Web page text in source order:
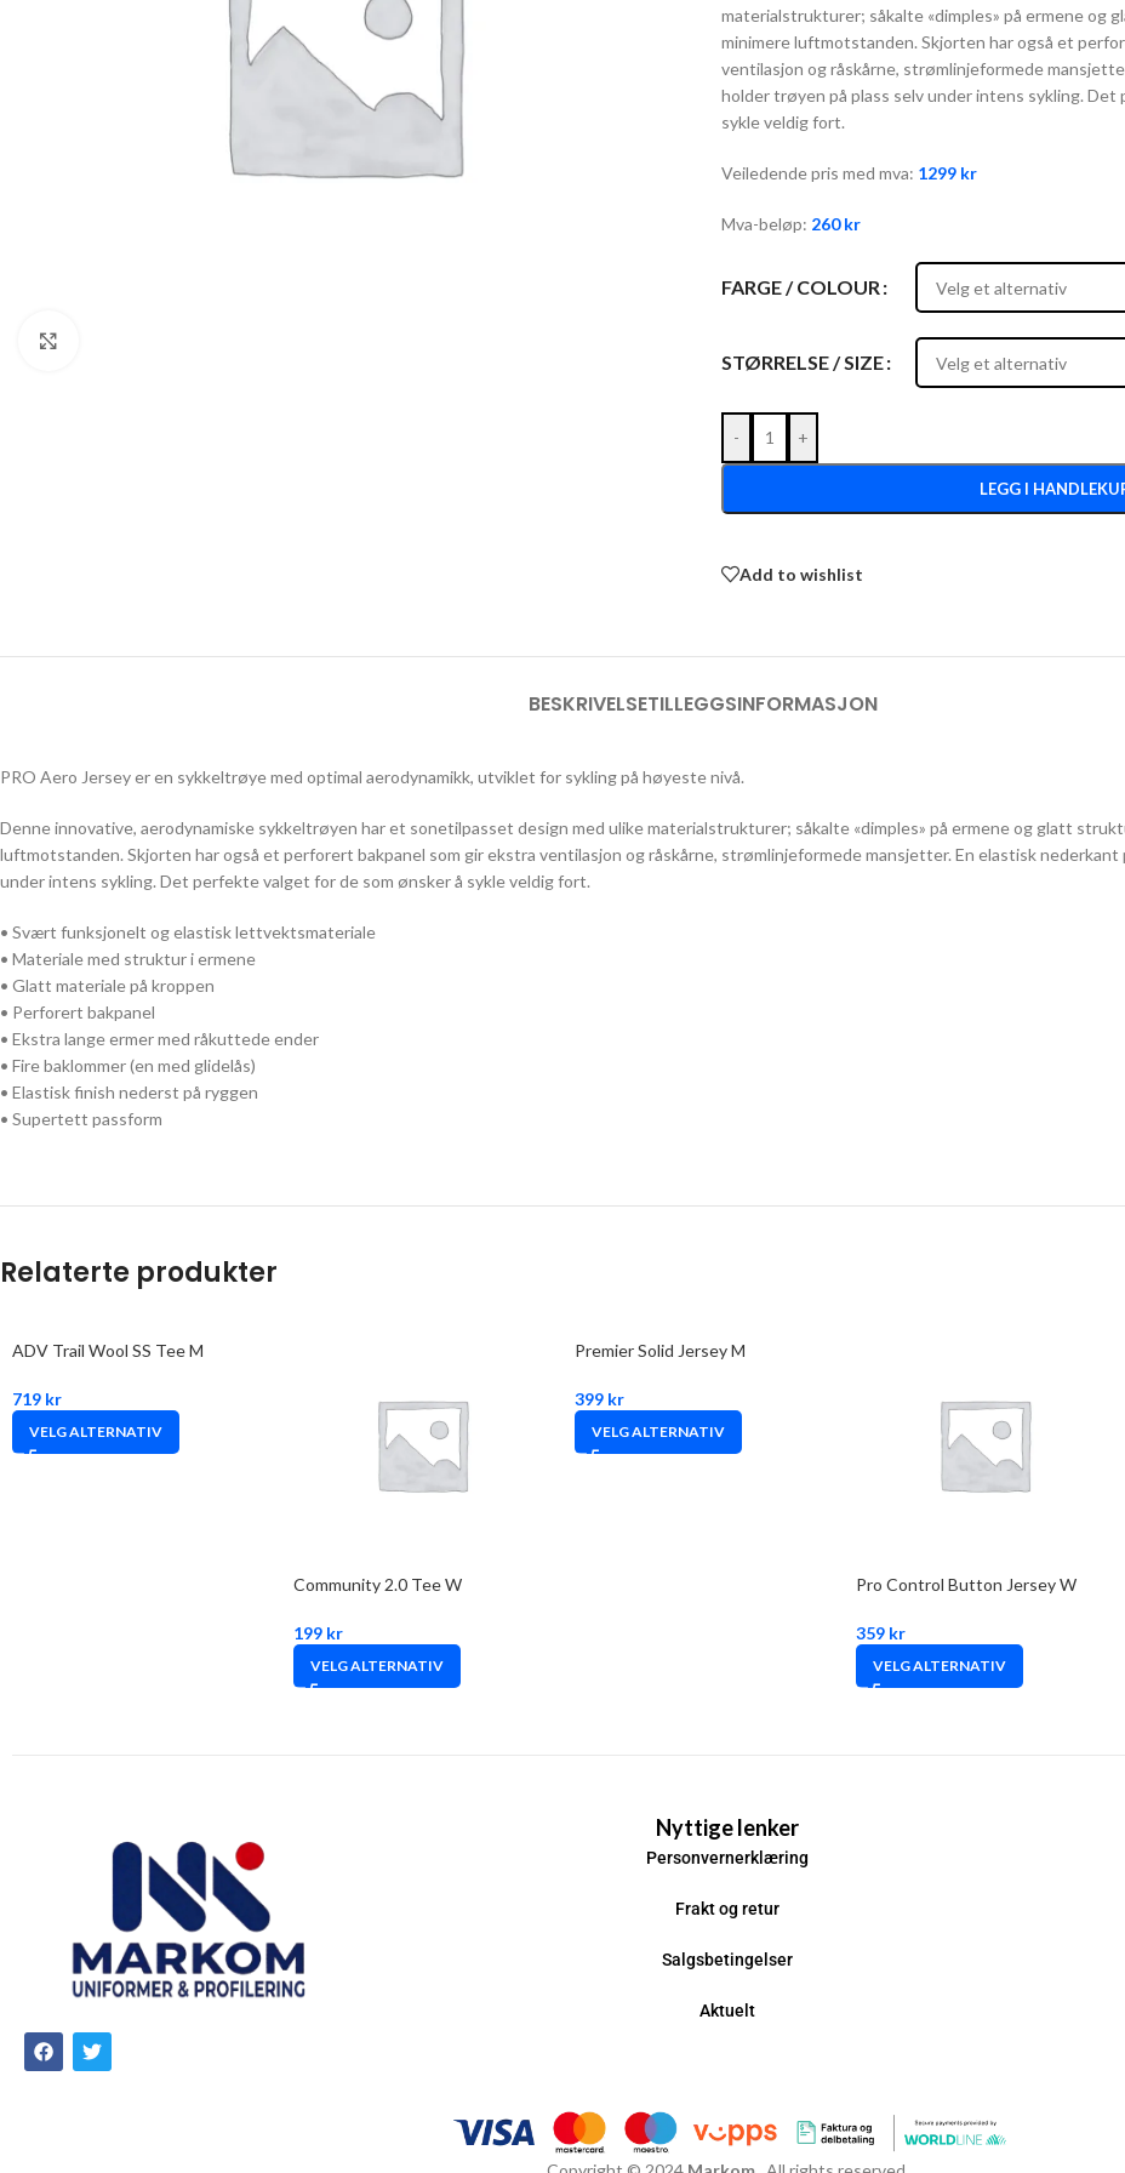
materialstrukturer; såkalte «dimples» på ermene og
minimere luftmotstanden. Skjorten har også et
ventilasjon og råskårne, strømlinjeformede
holder trøyen på plass selv under intens sykling.
sykle veldig fort.
Veiledende pris med mva: 1299 kr
Mva-beløp: 260kr
FARGE / COLOUR
STØRRELSE / SIZE
- +
LEGG I
Add to wishlist
BESKRIVELSETILLEGGSINFORMASJON
PRO Aero Jersey er en sykkeltrøye med optimal aerodynamikk, utviklet for sykling på høyeste nivå.
Denne innovative, aerodynamiske sykkeltrøyen har et sonetilpasset design med ulike materialstrukturer; såkalte «dimples» på ermene og glatt
luftmotstanden. Skjorten har også et perforert bakpanel som gir ekstra ventilasjon og råskårne, strømlinjeformede mansjetter. En elastisk nederkant
under intens sykling. Det perfekte valget for de som ønsker å sykle veldig fort.
• Svært funksjonelt og elastisk lettvektsmateriale
• Materiale med struktur i ermene
• Glatt materiale på kroppen
• Perforert bakpanel
• Ekstra lange ermer med råkuttede ender
• Fire baklommer (en med glidelås)
• Elastisk finish nederst på ryggen
• Supertett passform
Relaterte produkter
ADV Trail Wool SS Tee M
719 kr
VELG ALTERNATIV
Community 2.0 Tee W
199 kr
VELG ALTERNATIV
Premier Solid Jersey M
399 kr
VELG ALTERNATIV
Pro Control Button Jersey W
359 kr
VELG ALTERNATIV
Nyttige lenker
Personvernerklæring
Frakt og retur
Salgsbetingelser
Aktuelt